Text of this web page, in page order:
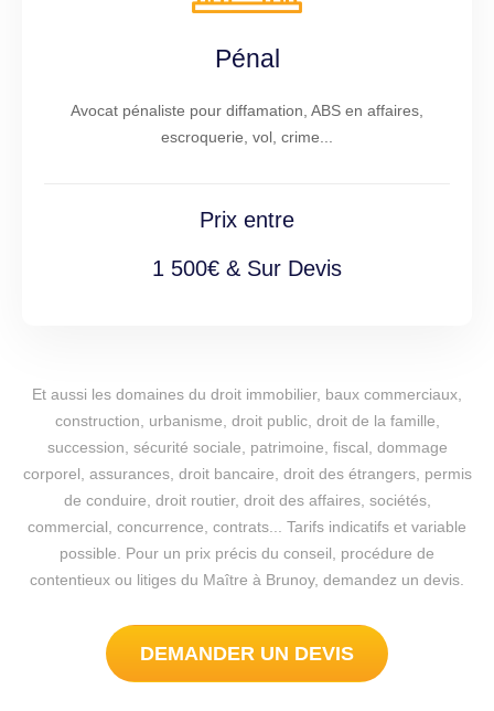
Pénal
Avocat pénaliste pour diffamation, ABS en affaires,
escroquerie, vol, crime...
Prix entre
1 500€ & Sur Devis
Et aussi les domaines du droit immobilier, baux commerciaux,
construction, urbanisme, droit public, droit de la famille,
succession, sécurité sociale, patrimoine, fiscal, dommage
corporel, assurances, droit bancaire, droit des étrangers, permis
de conduire, droit routier, droit des affaires, sociétés,
commercial, concurrence, contrats... Tarifs indicatifs et variable
possible. Pour un prix précis du conseil, procédure de
contentieux ou litiges du Maître à Brunoy, demandez un devis.
DEMANDER UN DEVIS